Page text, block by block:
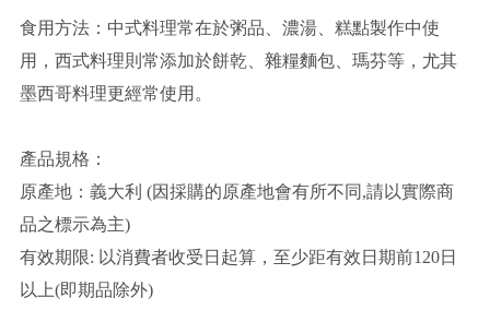
食用方法：中式料理常在於粥品、濃湯、糕點製作中使
用，西式料理則常添加於餅乾、雜糧麵包、瑪芬等，尤其
墨西哥料理更經常使用。
產品規格：
原產地：義大利 (因採購的原產地會有所不同,請以實際商
品之標示為主)
有效期限: 以消費者收受日起算，至少距有效日期前120日
以上(即期品除外)